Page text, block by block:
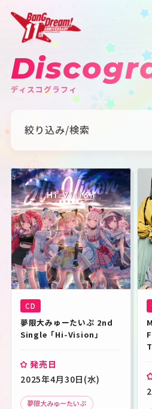
Home
Live•Event
Game
Schedule
Goods
ディスコグラフィ
絞り込み/検索
すべて Poppin'Party
Pastel＊Palettes
ハロー、ハッピーワール
RAISE A SUILEN
Ave Mujica 夢限大み
millsage 一家Dumb
シャッフルユニット
カテゴリ
すべて CD Blu-ray
夢ノ結唱
発売年月
キーワード
CD
夢限大みゅーたいぷ 2nd
Single「Hi-Vision」
発売日
2025年4月30日(水)
夢限大みゅーたいぷ